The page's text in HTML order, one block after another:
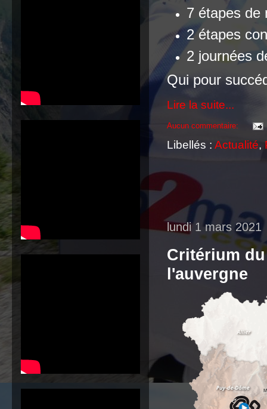
7 étapes de
2 étapes
2 journées
Qui pour
Lire la suite...
Aucun commentaire:
Libellés : Actualité,
lundi 1 mars 2021
Critérium
l'auvergne